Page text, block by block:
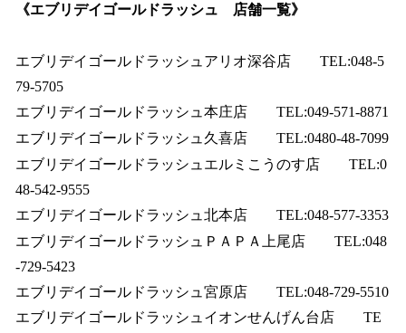
《エブリデイゴールドラッシュ 店舗一覧》
エブリデイゴールドラッシュアリオ深谷店 TEL:048-5
79-5705
エブリデイゴールドラッシュ本庄店 TEL:049-571-8871
エブリデイゴールドラッシュ久喜店 TEL:0480-48-7099
エブリデイゴールドラッシュエルミこうのす店 TEL:0
48-542-9555
エブリデイゴールドラッシュ北本店 TEL:048-577-3353
エブリデイゴールドラッシュＰＡＰＡ上尾店 TEL:048
-729-5423
エブリデイゴールドラッシュ宮原店 TEL:048-729-5510
エブリデイゴールドラッシュイオンせんげん台店 TE